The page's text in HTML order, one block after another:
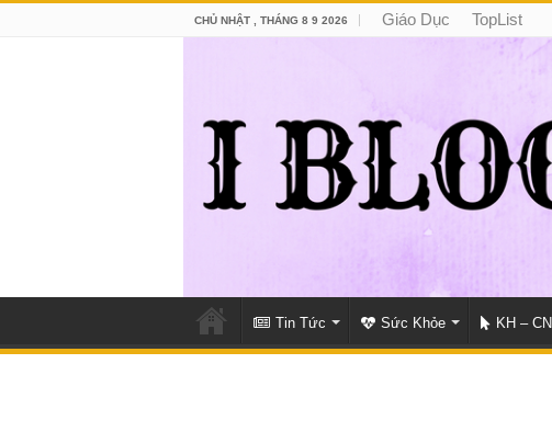
CHỦ NHẬT , THÁNG 8 9 2026 Giáo Dục TopList
Tin Tức Sức Khỏe KH – CN